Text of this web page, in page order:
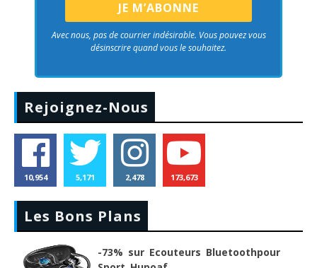
Avec nous, pas de courrier indésirable. Vous pouvez vous
désinscrire quand vous le souhaitez.
Rejoignez-Nous
10,954 5,171 2,478 173,673
Les Bons Plans
-73% sur Ecouteurs Bluetoothpour